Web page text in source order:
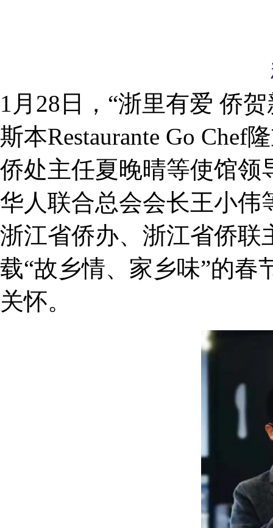
1月28日，“浙里有爱 侨
斯本Restaurante Go
侨处主任夏晚晴等使馆领
华人联合总会会长王小伟
浙江省侨办、浙江省侨联
载“故乡情、家乡味”的
关怀。